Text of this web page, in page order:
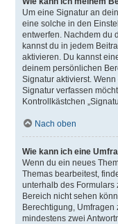
Um eine Signatur an
eine solche in den
entwerfen. Nachdem du
kannst du in jedem
aktivieren. Du kannst
deinem persönlichen
Signatur aktivierst.
Signatur verfassen
Kontrollkästchen
Nach oben
Wie kann ich eine
Wenn du ein neues
Themas bearbeitest,
unterhalb des Formulars
Bereich nicht sehen
Berechtigung,
mindestens zwei